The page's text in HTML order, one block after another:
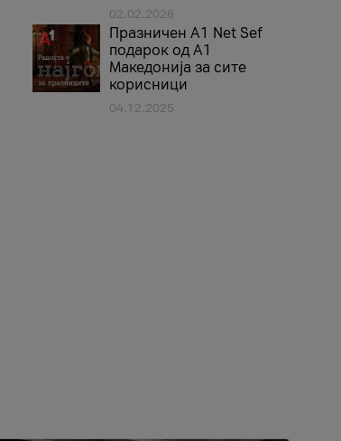
02.02.2026
Празничен A1 Net Sеf
подарок од А1
Македонија за сите
корисници
04.12.2025